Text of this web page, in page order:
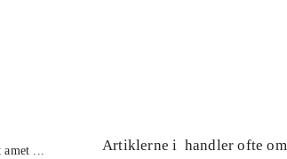
amet ...
Artiklerne i handler ofte om